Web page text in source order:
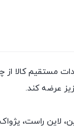
سابقه‌ی فروش بیش از
عرضه کند.
لاین راست،